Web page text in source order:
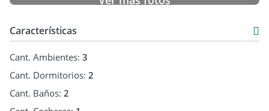
Características
Cant. Ambientes: 3
Cant. Dormitorios: 2
Cant. Baños: 2